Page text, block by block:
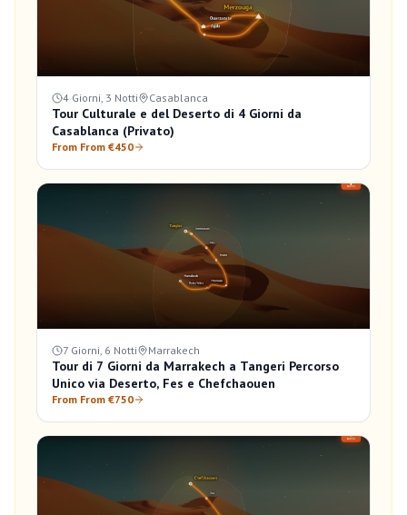
4 Giorni, 3 Notti Casablanca
Tour Culturale e del Deserto di 4 Giorni da
Casablanca (Privato)
From From €450
7 Giorni, 6 Notti Marrakech
Tour di 7 Giorni da Marrakech a Tangeri Percorso
Unico via Deserto, Fes e Chefchaouen
From From €750